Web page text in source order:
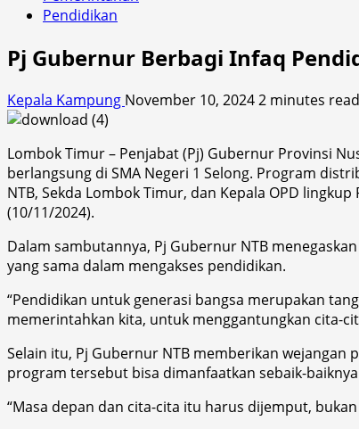
Pendidikan
Pj Gubernur Berbagi Infaq
Kepala Kampung November 10, 20242 minutes read
Lombok Timur – Penjabat (Pj) Gubernur Provinsi
berlangsung di SMA Negeri 1 Selong. Program
NTB, Sekda Lombok Timur, dan Kepala OPD
(10/11/2024).
Dalam sambutannya, Pj Gubernur NTB
yang sama dalam mengakses pendidikan.
“Pendidikan untuk generasi bangsa merupakan
memerintahkan kita, untuk menggantungkan cita-
Selain itu, Pj Gubernur NTB memberikan wejangan
program tersebut bisa dimanfaatkan sebaik-
“Masa depan dan cita-cita itu harus dijemput,